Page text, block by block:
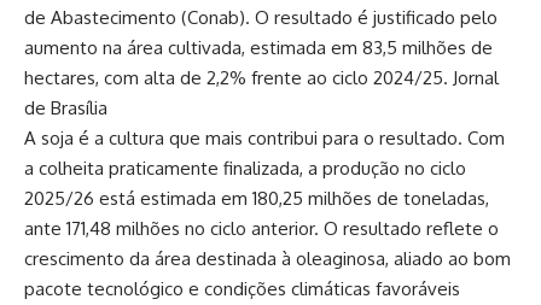
de Abastecimento (Conab). O resultado é justificado pelo
aumento na área cultivada, estimada em 83,5 milhões de
hectares, com alta de 2,2% frente ao ciclo 2024/25. Jornal
de Brasília
A soja é a cultura que mais contribui para o resultado. Com
a colheita praticamente finalizada, a produção no ciclo
2025/26 está estimada em 180,25 milhões de toneladas,
ante 171,48 milhões no ciclo anterior. O resultado reflete o
crescimento da área destinada à oleaginosa, aliado ao bom
pacote tecnológico e condições climáticas favoráveis